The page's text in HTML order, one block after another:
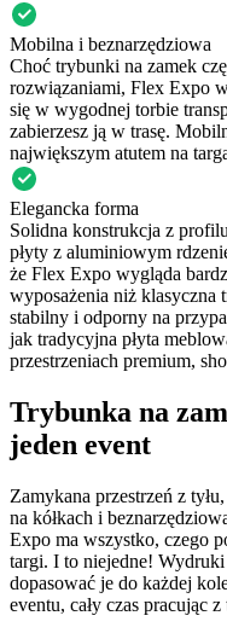
Mobilna i beznarzędziowa
Choć trybunki na zamek
rozwiązaniami, Flex Expo
się w wygodnej torbie
zabierzesz ją w trasę.
największym atutem na
Elegancka forma
Solidna konstrukcja z
płyty z aluminiowym
że Flex Expo wygląda
wyposażenia niż klasyczna
stabilny i odporny na
jak tradycyjna płyta
przestrzeniach premium,
Trybunka na
jeden event
Zamykana przestrzeń z
na kółkach i
Expo ma wszystko, czego
targi. I to niejedne!
dopasować je do każdej
eventu, cały czas pracując